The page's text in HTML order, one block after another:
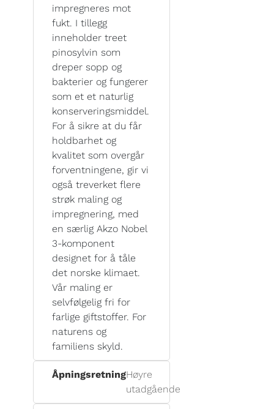
impregneres mot
fukt. I tillegg
inneholder treet
pinosylvin som
dreper sopp og
bakterier og fungerer
som et et naturlig
konserveringsmiddel.
For å sikre at du får
holdbarhet og
kvalitet som overgår
forventningene, gir vi
også treverket flere
strøk maling og
impregnering, med
en særlig Akzo Nobel
3-komponent
designet for å tåle
det norske klimaet.
Vår maling er
selvfølgelig fri for
farlige giftstoffer. For
naturens og
familiens skyld.
ÅpningsretningHøyre
utadgående